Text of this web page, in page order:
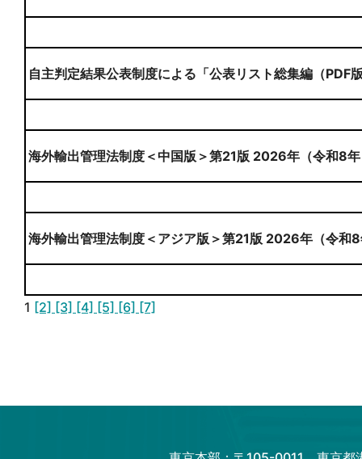
自主判定結果公表制度による「公表リスト総集編（PDF
海外輸出管理法制度＜中国版＞第21版 2026年（令和8
海外輸出管理法制度＜アジア版＞第21版 2026年（令和
1 [2] [3] [4] [5] [6] [7]